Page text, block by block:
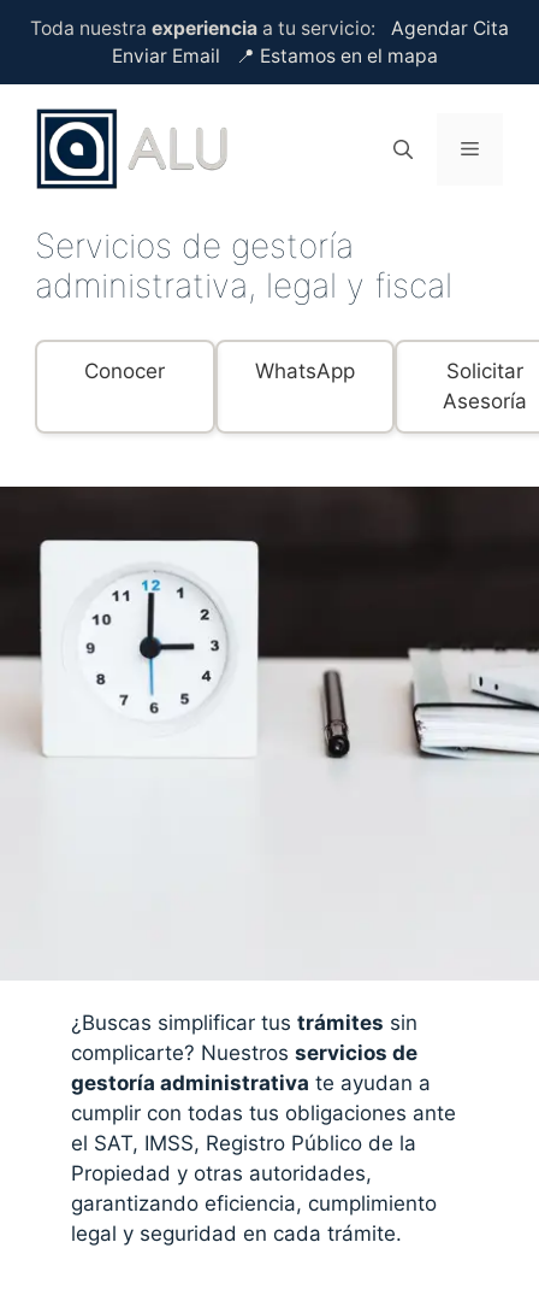
Toda nuestra experiencia a tu servicio:
Agendar Cita
Enviar Email
📍 Estamos en el mapa
Menú
Servicios de gestoría
administrativa, legal y fiscal
Conocer WhatsApp
Solicitar
Asesoría
¿Buscas simplificar tus trámites sin
complicarte? Nuestros servicios de
gestoría administrativa te ayudan a
cumplir con todas tus obligaciones ante
el SAT, IMSS, Registro Público de la
Propiedad y otras autoridades,
garantizando eficiencia, cumplimiento
legal y seguridad en cada trámite.